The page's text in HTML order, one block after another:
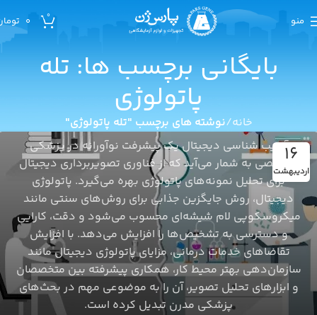
منو 0
0
بایگانی برچسب ها: تله
پاتولوژی
خانه نوشته های برچسب "تله پاتولوژی"
16
اردیبهشت
پاتولوژی
مقایسه پاتولوژی دیجیتال با پاتولوژی به روش سنتی
شکوفه دلخواهی
آسیب شناسی دیجیتال یک پیشرفت نوآورانه در پزشکی
تشخیصی به شمار می‌آید که از فناوری تصویربرداری دیجیتال
برای تحلیل نمونه‌های پاتولوژی بهره می‌گیرد. پاتولوژی
دیجیتال، روش جایگزین جذابی برای روش‌های سنتی مانند
میکروسکوپی لام شیشه‌ای محسوب می‌شود و دقت، کارایی
و دسترسی به تشخیص‌ها را افزایش می‌دهد. با افزایش
تقاضاهای خدمات درمانی، مزایای پاتولوژی دیجیتال مانند
سازمان‌دهی بهتر محیط کار، همکاری پیشرفته بین متخصصان
و ابزارهای تحلیل تصویر، آن را به موضوعی مهم در بحث‌های
پزشکی مدرن تبدیل کرده است.